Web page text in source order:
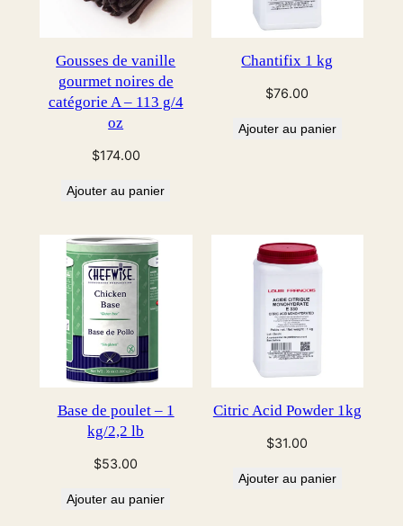
Gousses de vanille
gourmet noires de
catégorie A – 113 g/4
oz
$174.00
Ajouter au panier
Chantifix 1 kg
$76.00
Ajouter au panier
Base de poulet – 1
kg/2,2 lb
$53.00
Ajouter au panier
Citric Acid Powder 1kg
$31.00
Ajouter au panier